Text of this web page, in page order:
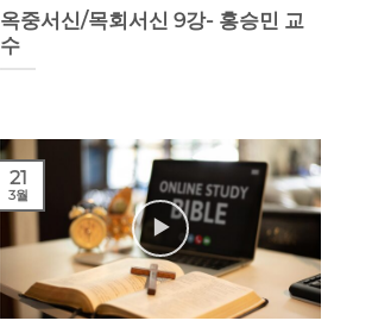
옥중서신/목회서신 9강- 홍승민 교
수
21
3월